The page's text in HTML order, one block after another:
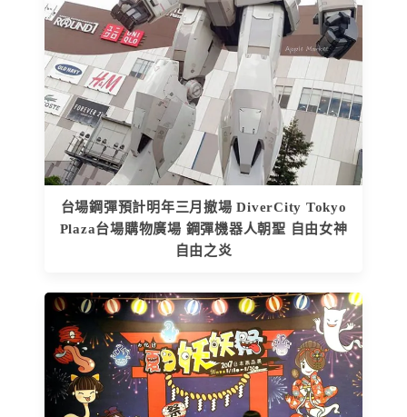
台場鋼彈預計明年三月撤場 DiverCity Tokyo
Plaza台場購物廣場 鋼彈機器人朝聖 自由女神
自由之炎